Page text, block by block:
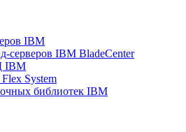
IBM
серверов IBM BladeCenter
IBM
System
библиотек IBM